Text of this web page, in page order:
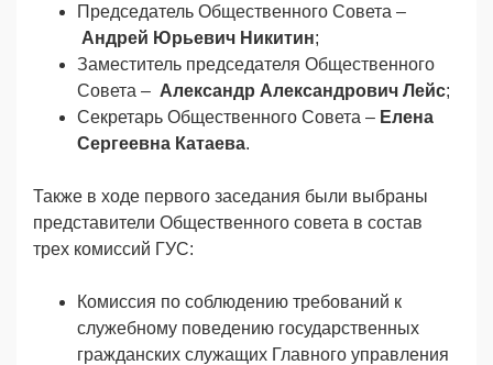
Председатель Общественного Совета –
Андрей Юрьевич Никитин;
Заместитель председателя Общественного
Совета – Александр Александрович Лейс;
Секретарь Общественного Совета – Елена
Сергеевна Катаева.
Также в ходе первого заседания были выбраны
представители Общественного совета в состав
трех комиссий ГУС:
Комиссия по соблюдению требований к
служебному поведению государственных
гражданских служащих Главного управления